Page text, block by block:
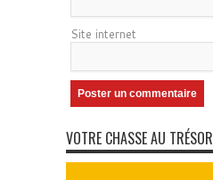
Site internet
VOTRE CHASSE AU TRÉSOR